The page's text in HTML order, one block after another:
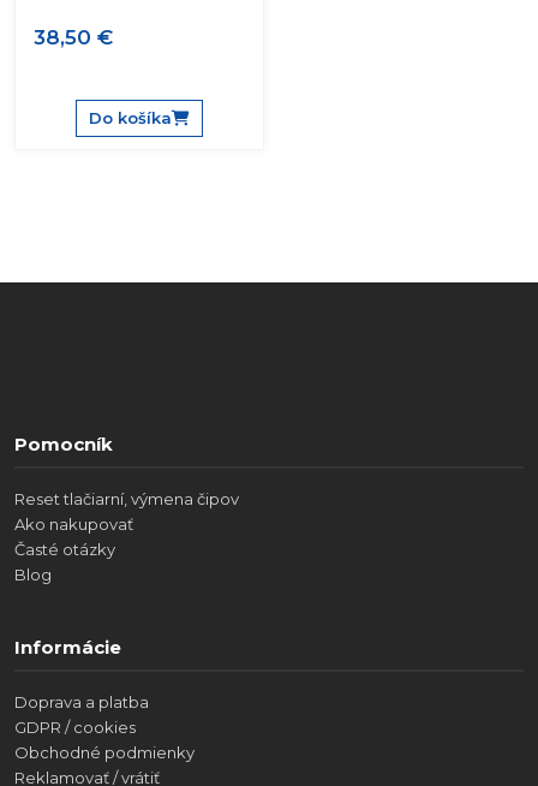
38,50 €
Do košíka
Pomocník
Reset tlačiarní, výmena čipov
Ako nakupovať
Časté otázky
Blog
Informácie
Doprava a platba
GDPR / cookies
Obchodné podmienky
Reklamovať / vrátiť